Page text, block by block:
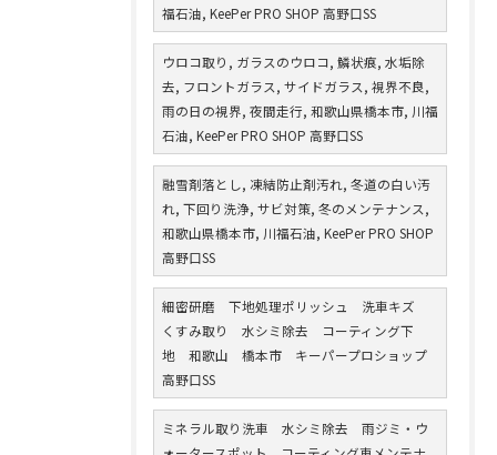
福石油, KeePer PRO SHOP 高野口SS
ウロコ取り, ガラスのウロコ, 鱗状痕, 水垢除
去, フロントガラス, サイドガラス, 視界不良,
雨の日の視界, 夜間走行, 和歌山県橋本市, 川福
石油, KeePer PRO SHOP 高野口SS
融雪剤落とし, 凍結防止剤汚れ, 冬道の白い汚
れ, 下回り洗浄, サビ対策, 冬のメンテナンス,
和歌山県橋本市, 川福石油, KeePer PRO SHOP
高野口SS
細密研磨 下地処理ポリッシュ 洗車キズ
くすみ取り 水シミ除去 コーティング下
地 和歌山 橋本市 キーパープロショップ
高野口SS
ミネラル取り洗車 水シミ除去 雨ジミ・ウ